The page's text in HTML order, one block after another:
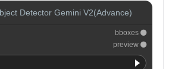
Detector Gemini V2(Advance)
bboxes
preview